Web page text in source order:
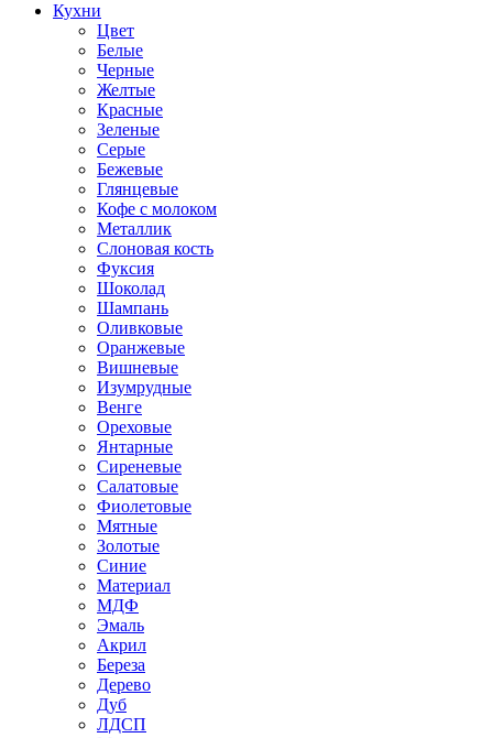
Кухни
Цвет
Белые
Черные
Желтые
Красные
Зеленые
Серые
Бежевые
Глянцевые
Кофе с молоком
Металлик
Слоновая кость
Фуксия
Шоколад
Шампань
Оливковые
Оранжевые
Вишневые
Изумрудные
Венге
Ореховые
Янтарные
Сиреневые
Салатовые
Фиолетовые
Мятные
Золотые
Синие
Материал
МДФ
Эмаль
Акрил
Береза
Дерево
Дуб
ЛДСП